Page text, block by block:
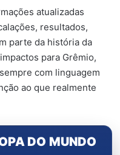
atualizadas
resultados,
parte da história da
para Grêmio,
com linguagem
ao que realmente
DO MUNDO